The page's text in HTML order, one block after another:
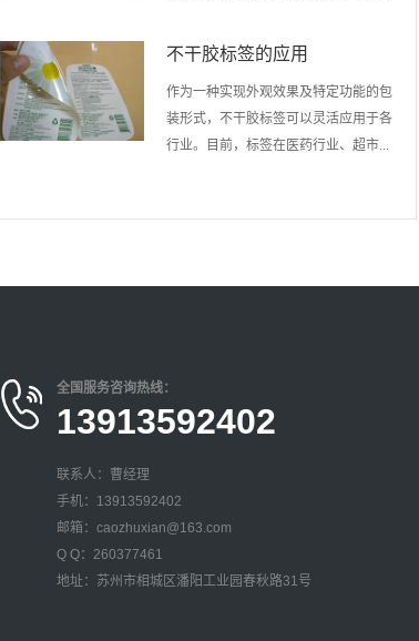
不干胶标签的应用
作为一种实现外观效果及特定功能的包
装形式，不干胶标签可以灵活应用于各
行业。目前，标签在医药行业、超市...
全国服务咨询热线：
13913592402
联系人：曹经理
手机：13913592402
邮箱：caozhuxian@163.com
Q Q：260377461
地址：苏州市相城区潘阳工业园春秋路31号